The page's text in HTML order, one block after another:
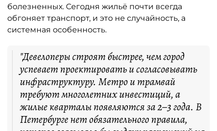
болезненных. Сегодня жильё почти всегда
обгоняет транспорт, и это не случайность, а
системная особенность.
"Девелоперы строят быстрее, чем город
успевает проектировать и согласовывать
инфраструктуру. Метро и трамвай
требуют многолетних инвестиций, а
жилые кварталы появляются за 2–3 года. В
Петербурге нет обязательного правила,